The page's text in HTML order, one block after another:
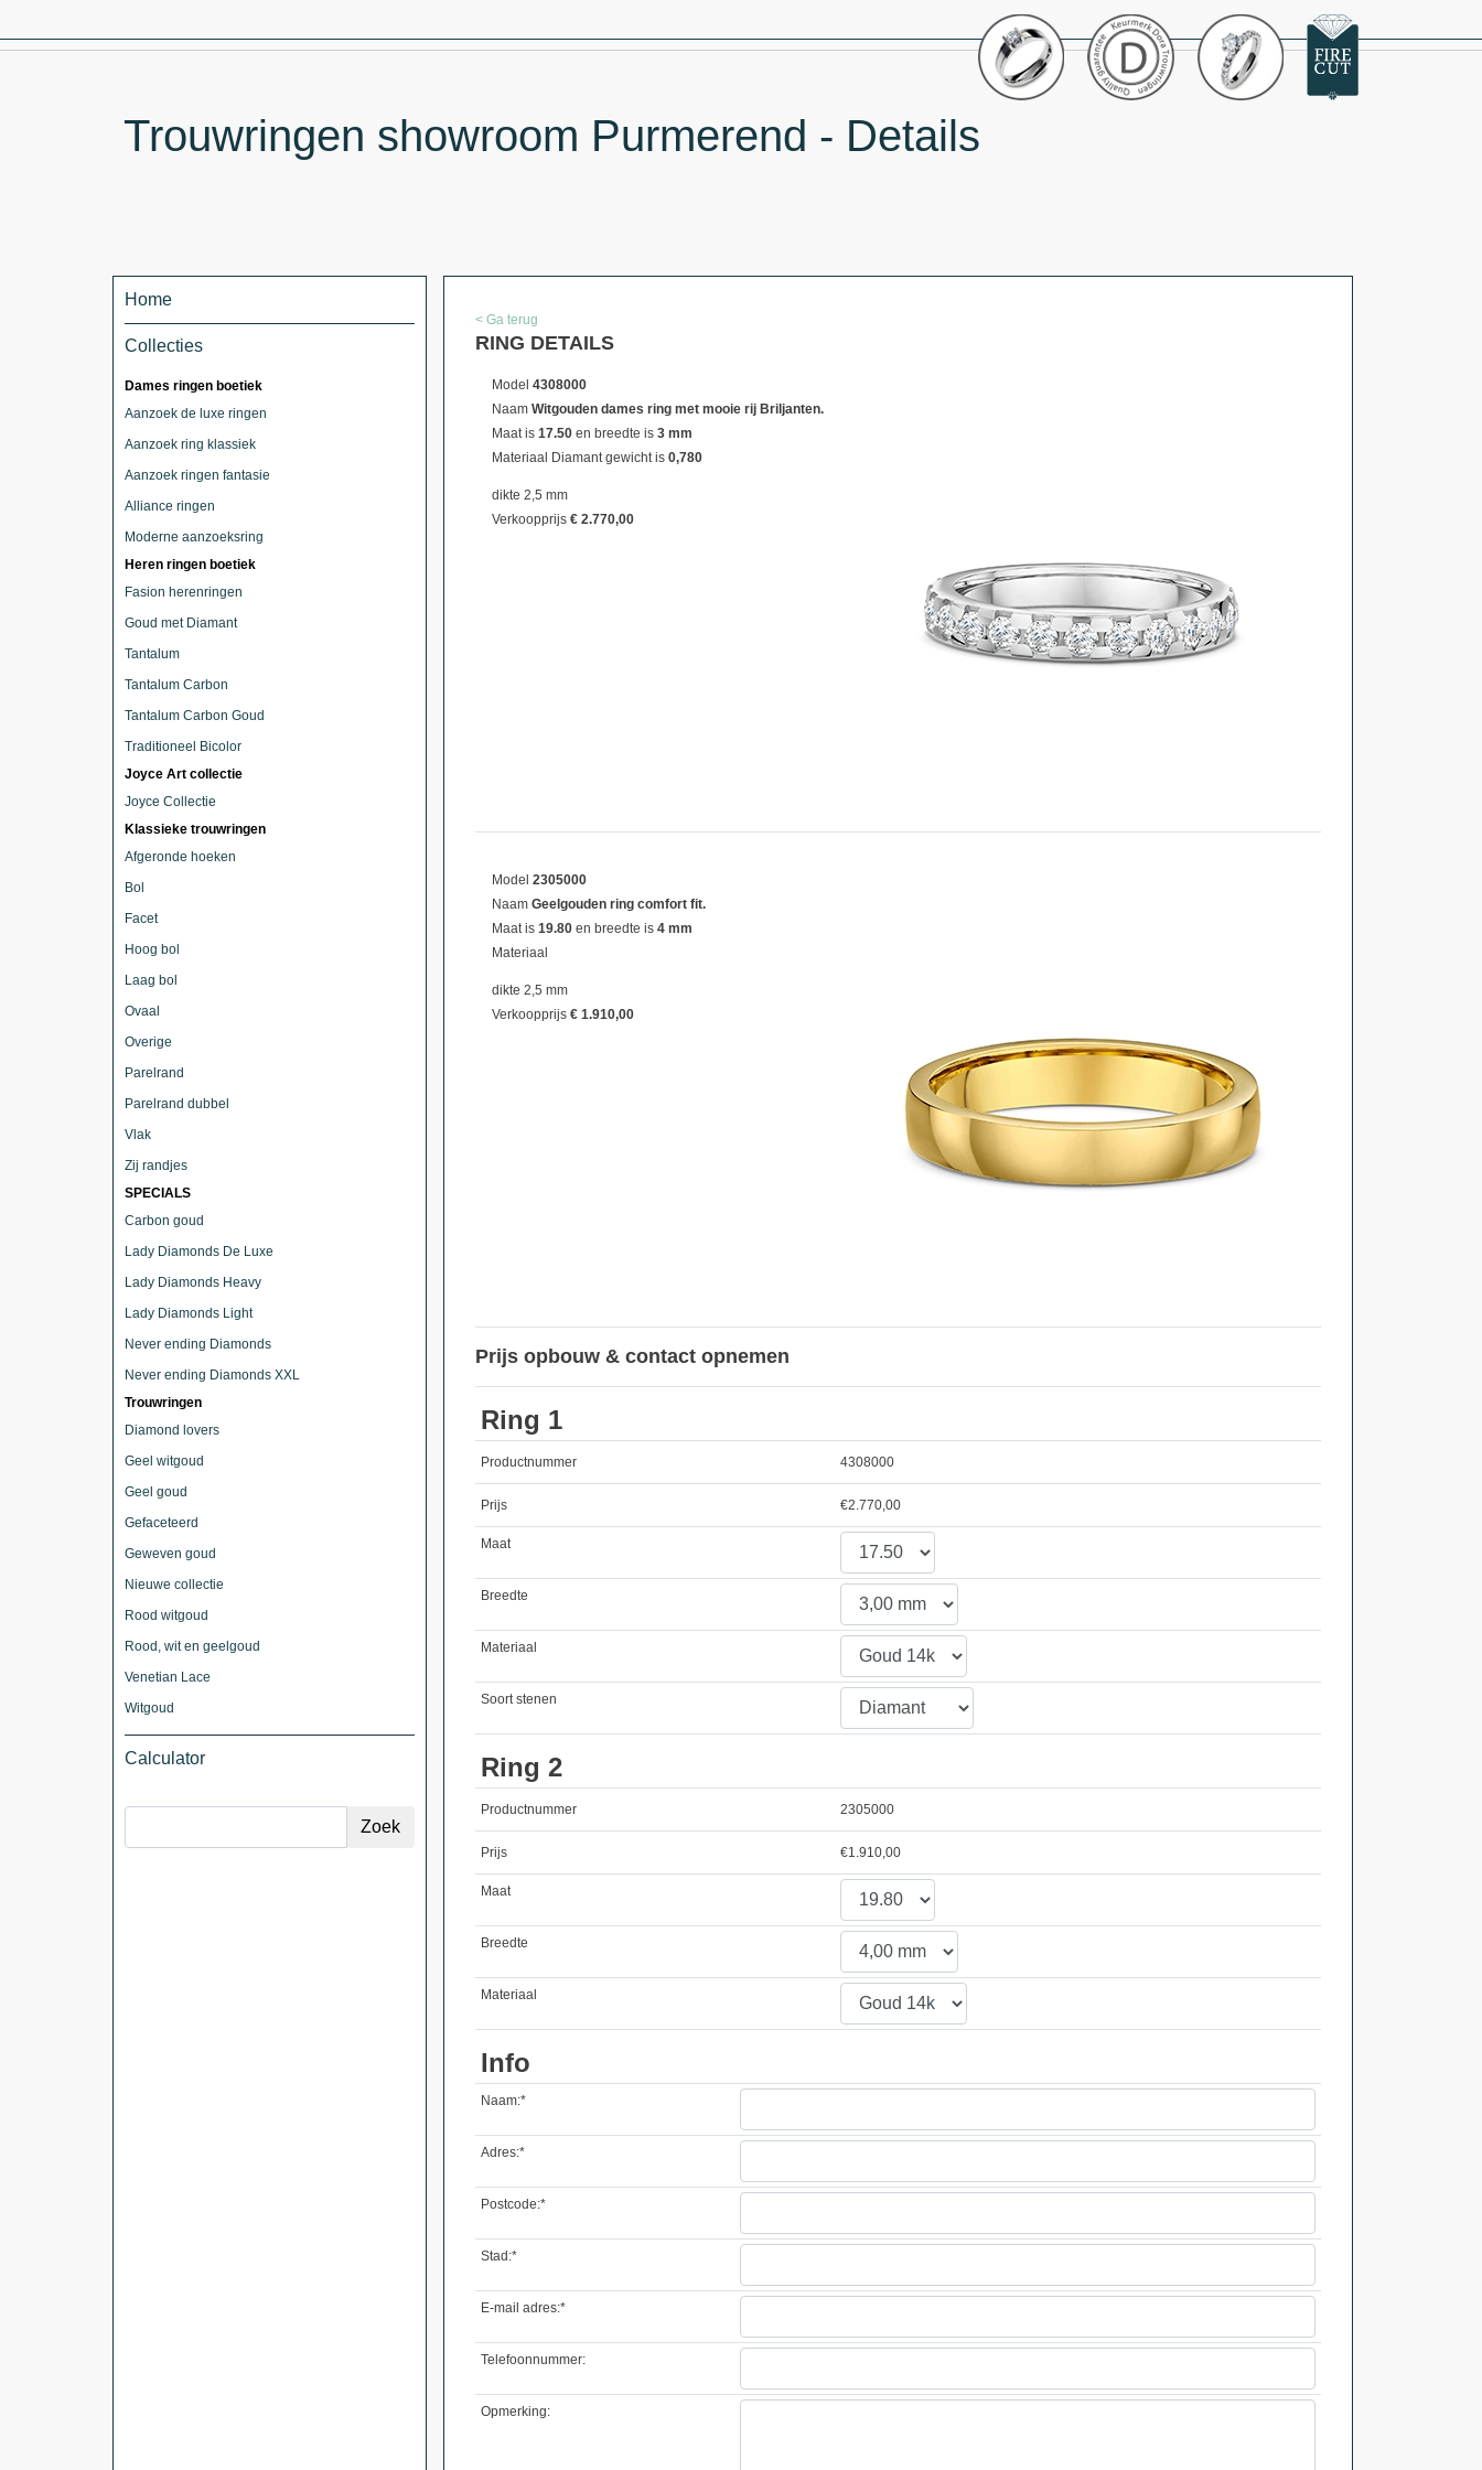
Trouwringen showroom Purmerend - Details
< Ga terug
RING DETAILS
Model 4308000
Naam Witgouden dames ring met mooie rij Briljanten.
Maat is 17.50 en breedte is 3 mm
Materiaal Diamant gewicht is 0,780
dikte 2,5 mm
Verkoopprijs € 2.770,00
Model 2305000
Naam Geelgouden ring comfort fit.
Maat is 19.80 en breedte is 4 mm
Materiaal
dikte 2,5 mm
Verkoopprijs € 1.910,00
Prijs opbouw & contact opnemen
Ring 1
Productnummer 4308000
Prijs €2.770,00
Maat
Breedte
Materiaal
Soort stenen
Ring 2
Productnummer 2305000
Prijs €1.910,00
Maat
Breedte
Materiaal
Info
Naam:*
Adres:*
Postcode:*
Stad:*
E-mail adres:*
Telefoonnummer:
Opmerking:
Home
Collecties
Dames ringen boetiek
Aanzoek de luxe ringen
Aanzoek ring klassiek
Aanzoek ringen fantasie
Alliance ringen
Moderne aanzoeksring
Heren ringen boetiek
Fasion herenringen
Goud met Diamant
Tantalum
Tantalum Carbon
Tantalum Carbon Goud
Traditioneel Bicolor
Joyce Art collectie
Joyce Collectie
Klassieke trouwringen
Afgeronde hoeken
Bol
Facet
Hoog bol
Laag bol
Ovaal
Overige
Parelrand
Parelrand dubbel
Vlak
Zij randjes
SPECIALS
Carbon goud
Lady Diamonds De Luxe
Lady Diamonds Heavy
Lady Diamonds Light
Never ending Diamonds
Never ending Diamonds XXL
Trouwringen
Diamond lovers
Geel witgoud
Geel goud
Gefaceteerd
Geweven goud
Nieuwe collectie
Rood witgoud
Rood, wit en geelgoud
Venetian Lace
Witgoud
Calculator